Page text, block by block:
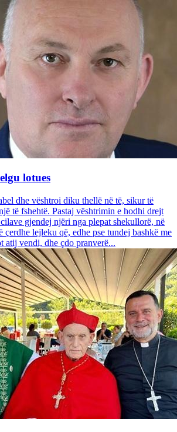
lotues
dhe vështroi diku thellë në të, sikur të
të fshehtë. Pastaj vështrimin e hodhi drejt
gjendej njëri nga plepat shekullorë, në
çerdhe lejleku që, edhe pse tundej bashkë me
atij vendi, dhe çdo pranverë...